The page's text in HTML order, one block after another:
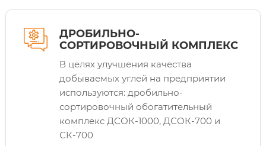
ДРОБИЛЬНО-
СОРТИРОВОЧНЫЙ КОМПЛЕКС
В целях улучшения качества
добываемых углей на предприятии
используются: дробильно-
сортировочный обогатительный
комплекс ДСОК-1000, ДСОК-700 и
СК-700